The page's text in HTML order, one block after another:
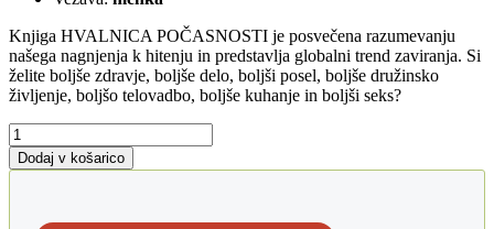
Knjiga HVALNICA POČASNOSTI je posvečena razumevanju
našega nagnjenja k hitenju in predstavlja globalni trend zaviranja. Si
želite boljše zdravje, boljše delo, boljši posel, boljše družinsko
življenje, boljšo telovadbo, boljše kuhanje in boljši seks?
Hvalnica
počasnosti
količina
Dodaj v košarico